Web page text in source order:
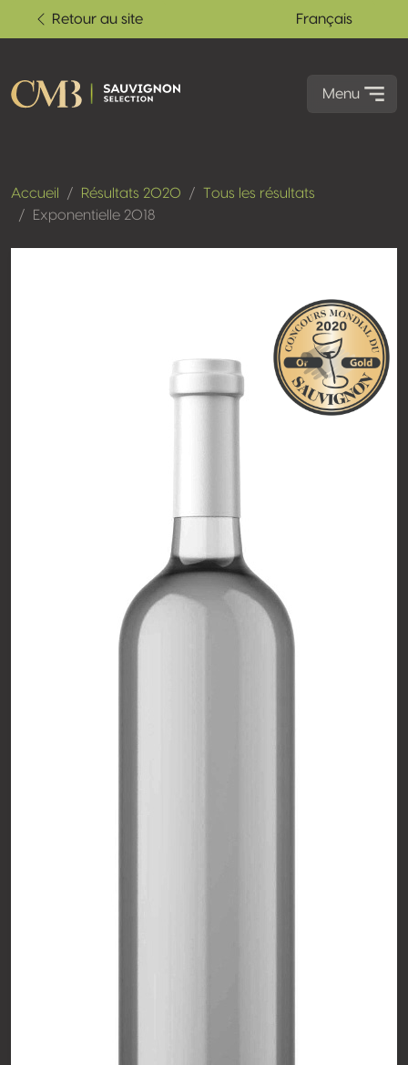
Retour au site Français
Menu
Accueil Résultats 2020
Tous les résultats
Exponentielle 2018